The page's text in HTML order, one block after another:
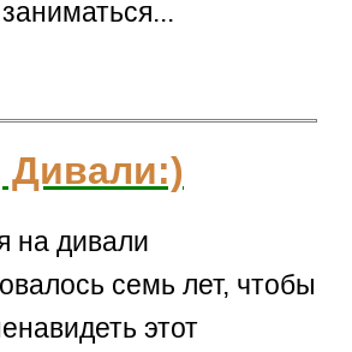
Дивали:)
семь лет, чтобы
этот